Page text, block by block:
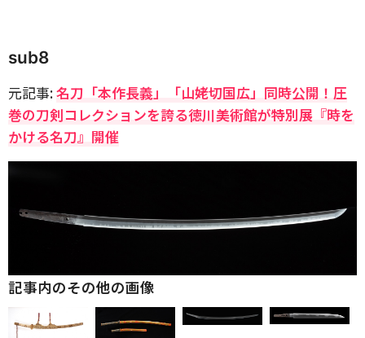
sub8
元記事:名刀「本作長義」「山姥切国広」同時公開！圧
巻の刀剣コレクションを誇る徳川美術館が特別展『時を
かける名刀』開催
記事内のその他の画像